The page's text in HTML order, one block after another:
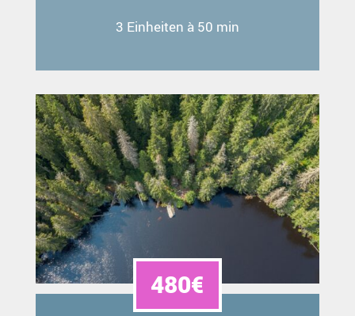
3 Einheiten à 50 min
480€